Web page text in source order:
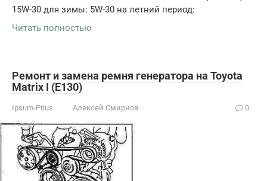
15W-30 для зимы: 5W-30 на летний период:
Читать полностью
Ремонт и замена ремня генератора на Toyota
Matrix I (E130)
Ipsum-Prius Алексей Смирнов 0